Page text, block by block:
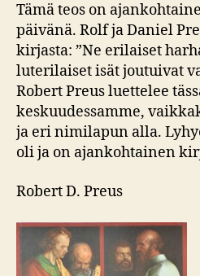
Tämä teos on
päivänä. Rolf ja Daniel
kirjasta: ”Ne erilaiset
luterilaiset isät joutuivat
Robert Preus luettelee
keskuudessamme,
ja eri nimilapun alla.
oli ja on ajankohtainen
Robert D. Preus